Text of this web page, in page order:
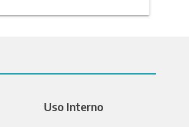
Uso Interno